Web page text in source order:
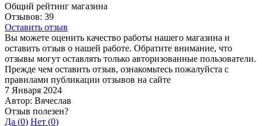
Общий рейтинг магазина
Отзывов: 39
Оставить отзыв
Вы можете оценить качество работы нашего магазина и
оставить отзыв о нашей работе. Обратите внимание, что
отзывы могут оставлять только авторизованные пользователи.
Прежде чем оставить отзыв, ознакомьтесь пожалуйста с
правилами публикации отзывов на сайте
7 Января 2024
Автор: Вячеслав
Отзыв полезен?
Да (0) Нет (0)